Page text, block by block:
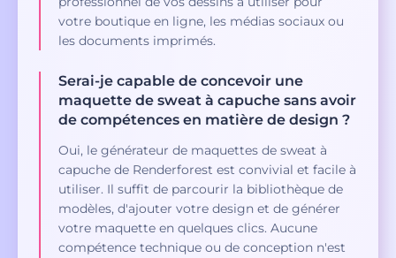
votre boutique en ligne, les médias sociaux ou
les documents imprimés.
Serai-je capable de concevoir une
maquette de sweat à capuche sans avoir
de compétences en matière de design ?
Oui, le générateur de maquettes de sweat à
capuche de Renderforest est convivial et facile à
utiliser. Il suffit de parcourir la bibliothèque de
modèles, d'ajouter votre design et de générer
votre maquette en quelques clics. Aucune
compétence technique ou de conception n'est